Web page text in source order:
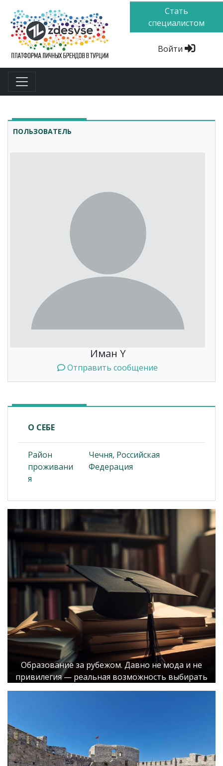
Стать
специалистом
Войти
ПОЛЬЗОВАТЕЛЬ
Иман Y
Отправить сообщение
О СЕБЕ
Район
проживани
я
Чечня, Российская
Федерация
Образование за рубежом. Давно не мода и не
привилегия — реальная возможность выбирать